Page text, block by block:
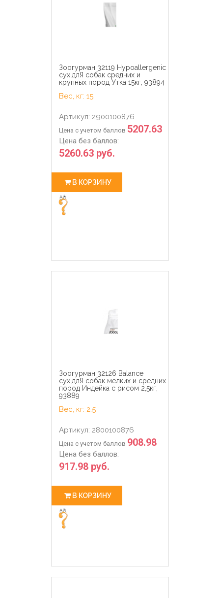
Зоогурман 32119 Hypoallergenic
сух.длЯ собак средних и
крупных пород Утка 15кг, 93894
Вес, кг: 15
Артикул: 2900100876
Цена с учетом баллов 5207.63
Цена без баллов:
5260.63 руб.
В КОРЗИНУ
Зоогурман 32126 Balance
сух.длЯ собак мелких и средних
пород Индейка с рисом 2,5кг,
93889
Вес, кг: 2.5
Артикул: 2800100876
Цена с учетом баллов 908.98
Цена без баллов:
917.98 руб.
В КОРЗИНУ